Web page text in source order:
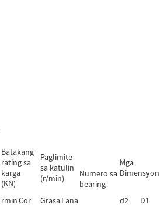
Batakang
rating sa
karga
(KN)
Paglimite
sa katulin
(r/min)
Numero sa
bearing
Mga
Dimensyon
rminCor GrasaLana d2 D1